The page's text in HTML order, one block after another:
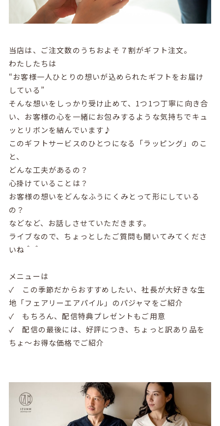
当店は、ご注⽂数のうちおよそ７割がギフト注⽂。
わたしたちは
“お客様一人ひとりの想いが込められたギフトをお届け
している”
そんな想いをしっかり受け止めて、1つ1つ丁寧に向き合
い、お客様の心を一緒にお包みするような気持ちでキュ
ッとリボンを結んでいます♪
このギフトサービスのひとつになる「ラッピング」のこ
と、
どんな工夫があるの？
心掛けていることは？
お客様の想いをどんなふうにくみとって形にしている
の？
などなど、お話しさせていただきます。
ライブなので、ちょっとしたご質問も聞いてみてくださ
いね＾＾
メニューは
✓ この季節だからおすすめしたい、社長が大好きな生
地「フェアリーエアパイル」のパジャマをご紹介
✓ もちろん、配信特典プレゼントもご用意
✓ 配信の最後には、好評につき、ちょっと訳あり品を
ちょ～お得な価格でご紹介